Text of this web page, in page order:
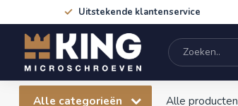
Uitstekende klantenservice
Alle categorieën Alle producten